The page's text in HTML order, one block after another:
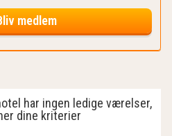
medlem
har ingen ledige værelser,
dine kriterier